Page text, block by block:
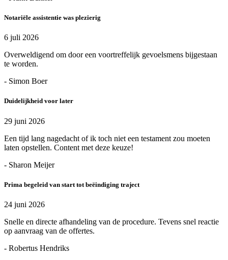
Notariële assistentie was plezierig
6 juli 2026
Overweldigend om door een voortreffelijk gevoelsmens bijgestaan
te worden.
- Simon Boer
Duidelijkheid voor later
29 juni 2026
Een tijd lang nagedacht of ik toch niet een testament zou moeten
laten opstellen. Content met deze keuze!
- Sharon Meijer
Prima begeleid van start tot beëindiging traject
24 juni 2026
Snelle en directe afhandeling van de procedure. Tevens snel reactie
op aanvraag van de offertes.
- Robertus Hendriks